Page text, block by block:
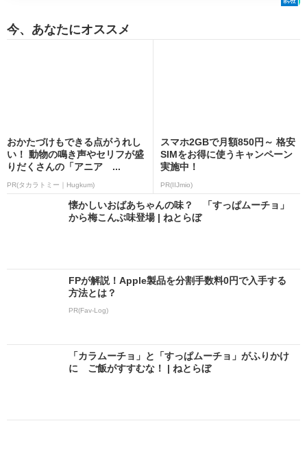
今、あなたにオススメ
おかたづけもできる点がうれし
い！ 動物の鳴き声やセリフが盛
りだくさんの「アニア ...
PR(タカラトミー｜Hugkum)
スマホ2GBで月額850円～ 格安
SIMをお得に使うキャンペーン
実施中！
PR(IIJmio)
懐かしいおばあちゃんの味？ 「すっぱムーチョ」
から梅こんぶ味登場 | ねとらぼ
FPが解説！Apple製品を分割手数料0円で入手する
方法とは？
PR(Fav-Log)
「カラムーチョ」と「すっぱムーチョ」がふりかけ
に ご飯がすすむな！ | ねとらぼ